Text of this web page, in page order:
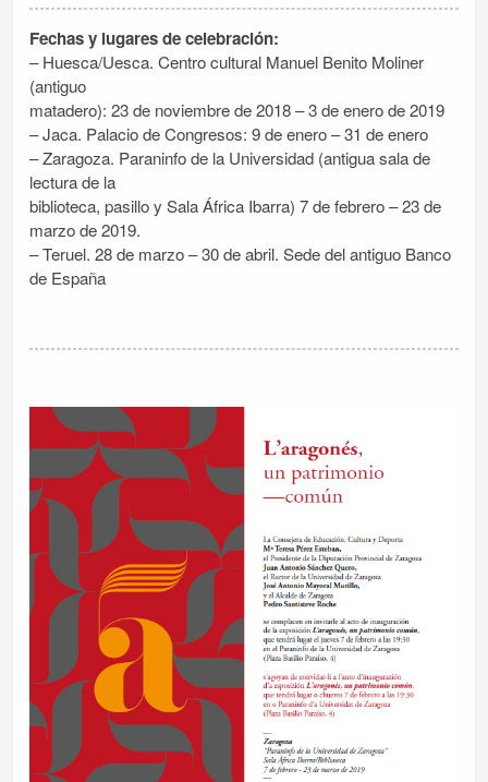
Fechas y lugares de celebración:
– Huesca/Uesca. Centro cultural Manuel Benito Moliner
(antiguo
matadero): 23 de noviembre de 2018 – 3 de enero de 2019
– Jaca. Palacio de Congresos: 9 de enero – 31 de enero
– Zaragoza. Paraninfo de la Universidad (antigua sala de
lectura de la
biblioteca, pasillo y Sala África Ibarra) 7 de febrero – 23 de
marzo de 2019.
– Teruel. 28 de marzo – 30 de abril. Sede del antiguo Banco
de España